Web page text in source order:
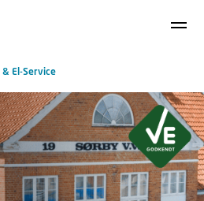
& El-Service